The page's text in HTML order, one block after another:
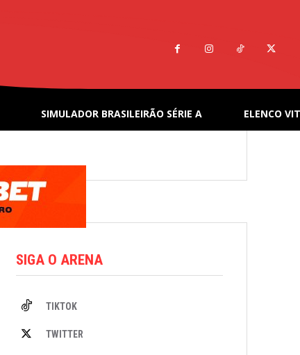
SIMULADOR BRASILEIRÃO SÉRIE A ELENCO
SIGA O ARENA
TIKTOK
TWITTER